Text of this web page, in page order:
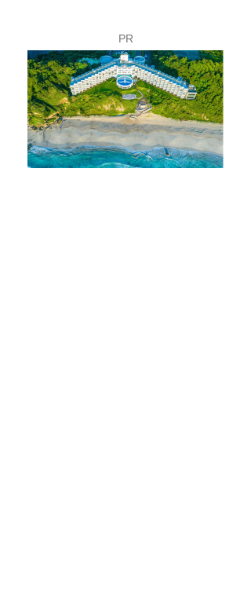
富士山こどもの国で「下
田市フェア」開催✨
PR